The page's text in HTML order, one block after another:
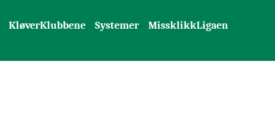
KløverKlubbene Systemer MissklikkLigaen